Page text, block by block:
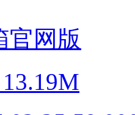
官网版